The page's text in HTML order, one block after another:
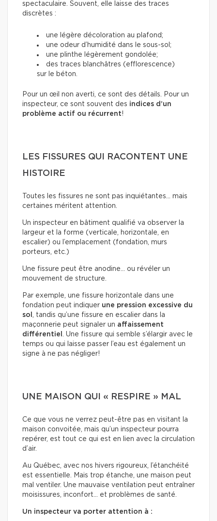
spectaculaire. Souvent, elle laisse des traces
discrètes :
une légère décoloration au plafond;
une odeur d’humidité dans le sous-sol;
une plinthe légèrement gondolée;
des traces blanchâtres (efflorescence)
sur le béton.
Pour un œil non averti, ce sont des détails. Pour un
inspecteur, ce sont souvent des indices d’un
problème actif ou récurrent!
LES FISSURES QUI RACONTENT UNE
HISTOIRE
Toutes les fissures ne sont pas inquiétantes… mais
certaines méritent attention.
Un inspecteur en bâtiment qualifié va observer la
largeur et la forme (verticale, horizontale, en
escalier) ou l’emplacement (fondation, murs
porteurs, etc.)
Une fissure peut être anodine… ou révéler un
mouvement de structure.
Par exemple, une fissure horizontale dans une
fondation peut indiquer une pression excessive du
sol , tandis qu’une fissure en escalier dans la
maçonnerie peut signaler un affaissement
différentiel . Une fissure qui semble s’élargir avec le
temps ou qui laisse passer l’eau est également un
signe à ne pas négliger!
UNE MAISON QUI « RESPIRE » MAL
Ce que vous ne verrez peut-être pas en visitant la
maison convoitée, mais qu’un inspecteur pourra
repérer, est tout ce qui est en lien avec la circulation
d’air.
Au Québec, avec nos hivers rigoureux, l’étanchéité
est essentielle. Mais trop étanche, une maison peut
mal ventiler. Une mauvaise ventilation peut entraîner
moisissures, inconfort… et problèmes de santé.
Un inspecteur va porter attention à :